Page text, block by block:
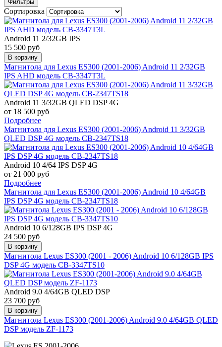
Фильтры
Сортировка
Android 11 2/32GB IPS
15 500 руб
В корзину
Магнитола для Lexus ES300 (2001-2006) Android 11 2/32GB
IPS AHD модель CB-3347T3L
Android 11 3/32GB QLED DSP 4G
от 18 500 руб
Подробнее
Магнитола для Lexus ES300 (2001-2006) Android 11 3/32GB
QLED DSP 4G модель CB-2347TS18
Android 10 4/64 IPS DSP 4G
от 21 000 руб
Подробнее
Магнитола для Lexus ES300 (2001-2006) Android 10 4/64GB
IPS DSP 4G модель CB-2347TS18
Android 10 6/128GB IPS DSP 4G
24 500 руб
В корзину
Магнитола Lexus ES300 (2001 - 2006) Android 10 6/128GB IPS
DSP 4G модель CB-3347TS10
Android 9.0 4/64GB QLED DSP
23 700 руб
В корзину
Магнитола Lexus ES300 (2001-2006) Android 9.0 4/64GB QLED
DSP модель ZF-1173